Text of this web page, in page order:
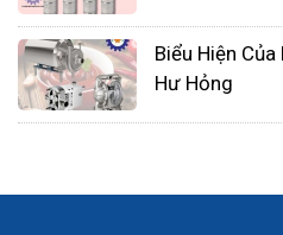
Vật liệu phi kim loại có thể
su (cả tự nhiên và tổng
tinh, v.v ... Tất cả các vật
đặc biệt là nhựa.
Biểu Hiện
Hư Hỏng